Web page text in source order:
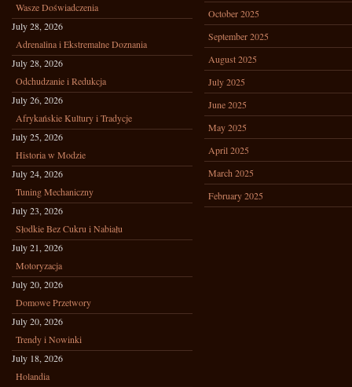
Wasze Doświadczenia
July 28, 2026
Adrenalina i Ekstremalne Doznania
July 28, 2026
Odchudzanie i Redukcja
July 26, 2026
Afrykańskie Kultury i Tradycje
July 25, 2026
Historia w Modzie
July 24, 2026
Tuning Mechaniczny
July 23, 2026
Słodkie Bez Cukru i Nabiału
July 21, 2026
Motoryzacja
July 20, 2026
Domowe Przetwory
July 20, 2026
Trendy i Nowinki
July 18, 2026
Holandia
October 2025
September 2025
August 2025
July 2025
June 2025
May 2025
April 2025
March 2025
February 2025